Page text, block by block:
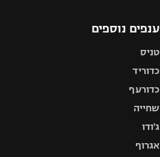
ענפים נוספים
טניס
כדוריד
כדורעף
שחייה
ג'ודו
אגרוף